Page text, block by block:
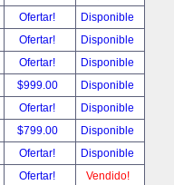
Ofertar!
Disponible
Ofertar!
Disponible
Ofertar!
Disponible
$999.00
Disponible
Ofertar!
Disponible
$799.00
Disponible
Ofertar!
Disponible
Ofertar!
Vendido!